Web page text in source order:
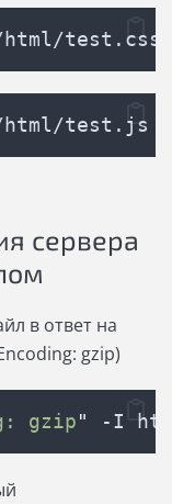
test.css
html/test.js
сервера
в ответ на
gzip)
gzip" -I